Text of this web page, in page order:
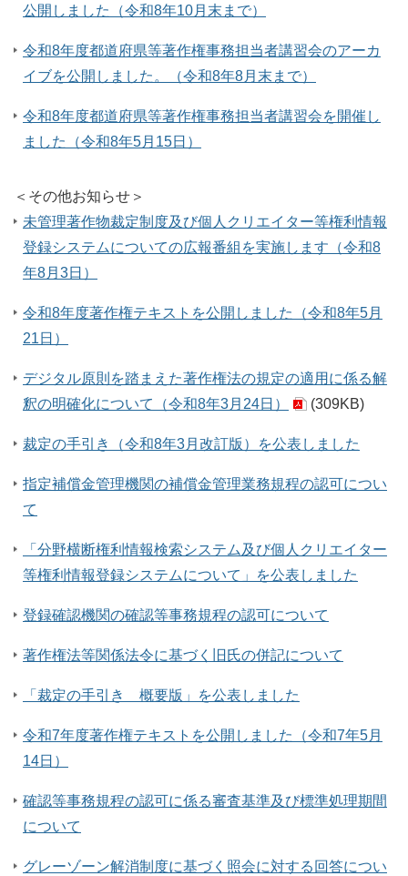
公開しました（令和8年10月末まで）
令和8年度都道府県等著作権事務担当者講習会のアーカ
イブを公開しました。（令和8年8月末まで）
令和8年度都道府県等著作権事務担当者講習会を開催し
ました（令和8年5月15日）
＜その他お知らせ＞
未管理著作物裁定制度及び個人クリエイター等権利情報
登録システムについての広報番組を実施します（令和8
年8月3日）
令和8年度著作権テキストを公開しました（令和8年5月
21日）
デジタル原則を踏まえた著作権法の規定の適用に係る解
釈の明確化について（令和8年3月24日）
(309KB)
裁定の手引き（令和8年3月改訂版）を公表しました
指定補償金管理機関の補償金管理業務規程の認可につい
て
「分野横断権利情報検索システム及び個人クリエイター
等権利情報登録システムについて」を公表しました
登録確認機関の確認等事務規程の認可について
著作権法等関係法令に基づく旧氏の併記について
「裁定の手引き 概要版」を公表しました
令和7年度著作権テキストを公開しました（令和7年5月
14日）
確認等事務規程の認可に係る審査基準及び標準処理期間
について
グレーゾーン解消制度に基づく照会に対する回答につい